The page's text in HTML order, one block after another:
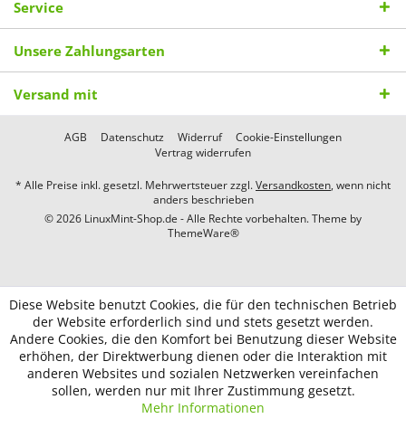
Service
Unsere Zahlungsarten
Versand mit
AGB Datenschutz Widerruf
Cookie-Einstellungen
Vertrag widerrufen
* Alle Preise inkl. gesetzl. Mehrwertsteuer zzgl.Versandkosten, wenn nicht
anders beschrieben
© 2026 LinuxMint-Shop.de - Alle Rechte vorbehalten. Theme by
ThemeWare®
Diese Website benutzt Cookies, die für den technischen Betrieb
der Website erforderlich sind und stets gesetzt werden.
Andere Cookies, die den Komfort bei Benutzung dieser Website
erhöhen, der Direktwerbung dienen oder die Interaktion mit
anderen Websites und sozialen Netzwerken vereinfachen
sollen, werden nur mit Ihrer Zustimmung gesetzt.
Mehr Informationen